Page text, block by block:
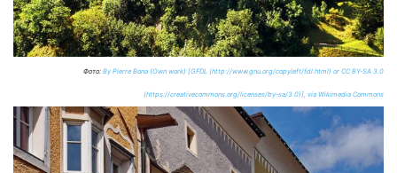
Фото: By Pierre Bona (Own work) [GFDL (http://www.gnu.org/copyleft/fdl.html) or CC BY-SA 3.0
(https://creativecommons.org/licenses/by-sa/3.0)], via Wikimedia Commons